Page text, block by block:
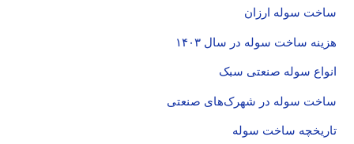
ساخت سوله ارزان
هزینه ساخت سوله در سال ۱۴۰۳
انواع سوله صنعتی سبک
ساخت سوله در شهرک‌های صنعتی
تاریخچه ساخت سوله